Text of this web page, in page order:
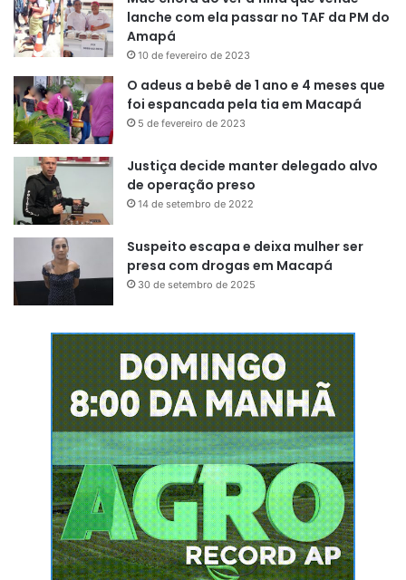
lanche com ela passar no TAF da PM do
Amapá
10 de fevereiro de 2023
O adeus a bebê de 1 ano e 4 meses que
foi espancada pela tia em Macapá
5 de fevereiro de 2023
Justiça decide manter delegado alvo
de operação preso
14 de setembro de 2022
Suspeito escapa e deixa mulher ser
presa com drogas em Macapá
30 de setembro de 2025